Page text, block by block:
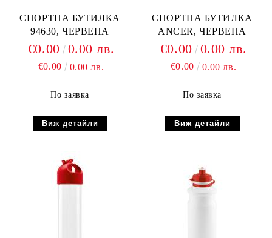
СПОРТНА БУТИЛКА
94630, ЧЕРВЕНА
€0.00 0.00 лв.
€0.00 0.00 лв.
По заявка
Виж детайли
СПОРТНА БУТИЛКА
ANCER, ЧЕРВЕНА
€0.00 0.00 лв.
€0.00 0.00 лв.
По заявка
Виж детайли